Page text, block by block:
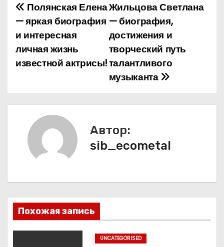
Н
а
в
я
п
о
Жильцова Светлана
— биография,
достижения и
творческий путь
талантливого
музыканта
Полянская Елена
— яркая биография
и интересная
личная жизнь
известной актрисы!
Автор:
sib_ecometal
Похожая запись
UNCATEGORISED